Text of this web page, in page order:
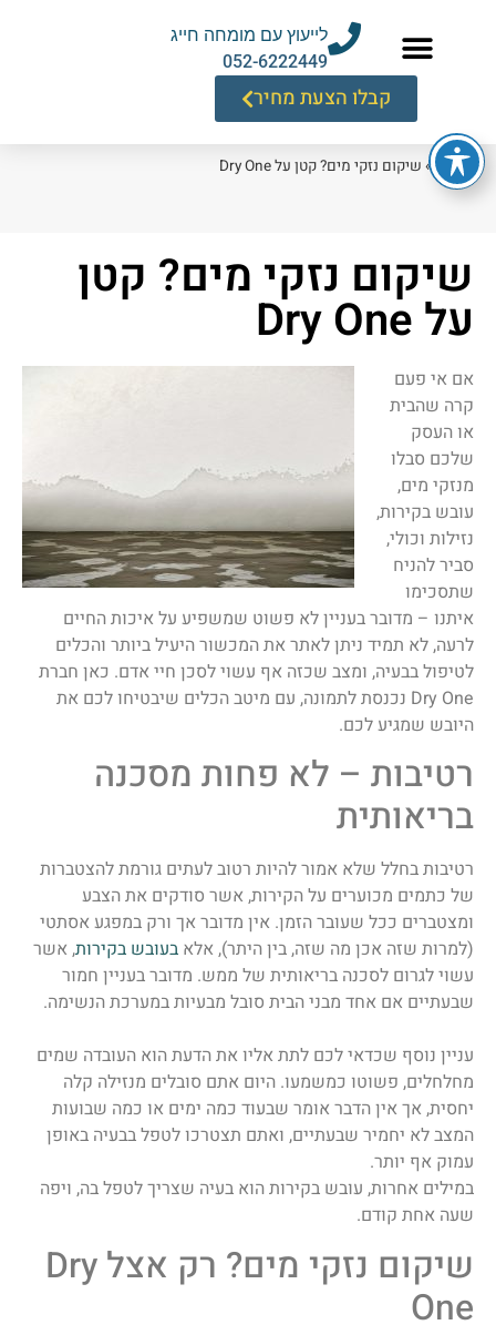
לייעוץ עם מומחה חייג
052-6222449
קבלו הצעת מחיר
דף הבית» שיקום נזקי מים? קטן על Dry One
שיקום נזקי מים? קטן
על Dry One
אם אי פעם
קרה שהבית
או העסק
שלכם סבלו
מנזקי מים,
עובש בקירות,
נזילות וכולי,
סביר להניח
שתסכימו
איתנו – מדובר בעניין לא פשוט שמשפיע על איכות החיים
לרעה, לא תמיד ניתן לאתר את המכשור היעיל ביותר והכלים
לטיפול בבעיה, ומצב שכזה אף עשוי לסכן חיי אדם. כאן חברת
Dry One נכנסת לתמונה, עם מיטב הכלים שיבטיחו לכם את
היובש שמגיע לכם.
רטיבות – לא פחות מסכנה
בריאותית
רטיבות בחלל שלא אמור להיות רטוב לעתים גורמת להצטברות
של כתמים מכוערים על הקירות, אשר סודקים את הצבע
ומצטברים ככל שעובר הזמן. אין מדובר אך ורק במפגע אסתטי
(למרות שזה אכן מה שזה, בין היתר), אלא בעובש בקירות, אשר
עשוי לגרום לסכנה בריאותית של ממש. מדובר בעניין חמור
שבעתיים אם אחד מבני הבית סובל מבעיות במערכת הנשימה.
עניין נוסף שכדאי לכם לתת אליו את הדעת הוא העובדה שמים
מחלחלים, פשוטו כמשמעו. היום אתם סובלים מנזילה קלה
יחסית, אך אין הדבר אומר שבעוד כמה ימים או כמה שבועות
המצב לא יחמיר שבעתיים, ואתם תצטרכו לטפל בבעיה באופן
עמוק אף יותר.
במילים אחרות, עובש בקירות הוא בעיה שצריך לטפל בה, ויפה
שעה אחת קודם.
שיקום נזקי מים? רק אצל Dry
One